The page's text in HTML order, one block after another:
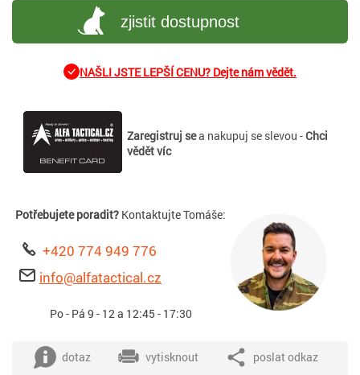
zjistit dostupnost
NAŠLI JSTE LEPŠÍ CENU? Dejte nám vědět.
Zaregistruj sea nakupuj se slevou -Chci
vědět víc
Potřebujete poradit? Kontaktujte Tomáše:
+420 774 949 776
info@alfatactical.cz
Po - Pá 9 - 12 a 12:45 - 17:30
dotaz vytisknout poslat odkaz